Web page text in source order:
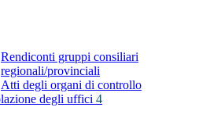
Rendiconti gruppi consiliari
regionali/provinciali
Atti degli organi di controllo
degli uffici 4